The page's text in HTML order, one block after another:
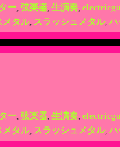
ー, 弦楽器, 生演奏,
メタル, スラッシュメタル, ハ
ー, 弦楽器, 生演奏,
メタル, スラッシュメタル, ハ